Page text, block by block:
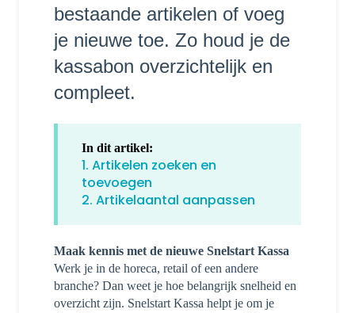
bestaande artikelen of voeg
je nieuwe toe. Zo houd je de
kassabon overzichtelijk en
compleet.
In dit artikel:
1. Artikelen zoeken en
toevoegen
2. Artikelaantal aanpassen
Maak kennis met de nieuwe Snelstart Kassa
Werk je in de horeca, retail of een andere
branche? Dan weet je hoe belangrijk snelheid en
overzicht zijn. Snelstart Kassa helpt je om je